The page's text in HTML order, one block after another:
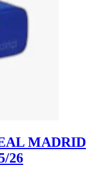
MADRID
26